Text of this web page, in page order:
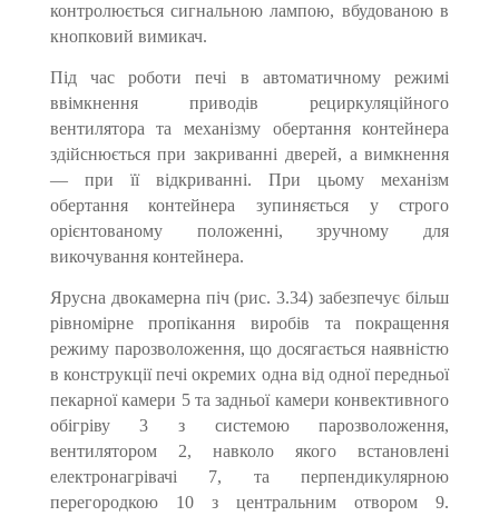
контролюється сигнальною лампою, вбудованою в
кнопковий ви­микач.
Під час роботи печі в автоматичному режимі
ввімкнення при­водів рециркуляційного
вентилятора та механізму обертання кон­тейнера
здійснюється при закриванні дверей, а вимкнення
— при її відкриванні. При цьому механізм
обертання кон­тейнера зупиняється у строго
орієнтованому положенні, зручному для
викочування контейнера.
Ярусна двокамерна піч (рис. 3.34) забезпечує більш
рівномірне пропікання виробів та покращення
режиму парозволоження, що досягається наявністю
в конструкції печі окремих одна від одної передньої
пекарної камери 5 та задньої камери конвективного
обігріву 3 з системою парозволоження,
вентилятором 2, навколо якого встановлені
електронагрівачі 7, та перпендикулярною
перегородкою 10 з центральним отвором 9.